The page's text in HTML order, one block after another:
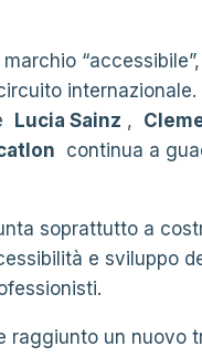
“accessibile”,
internazionale.
Lucia Sainz ,
continua a
soprattutto a
e sviluppo
raggiunto un nuovo